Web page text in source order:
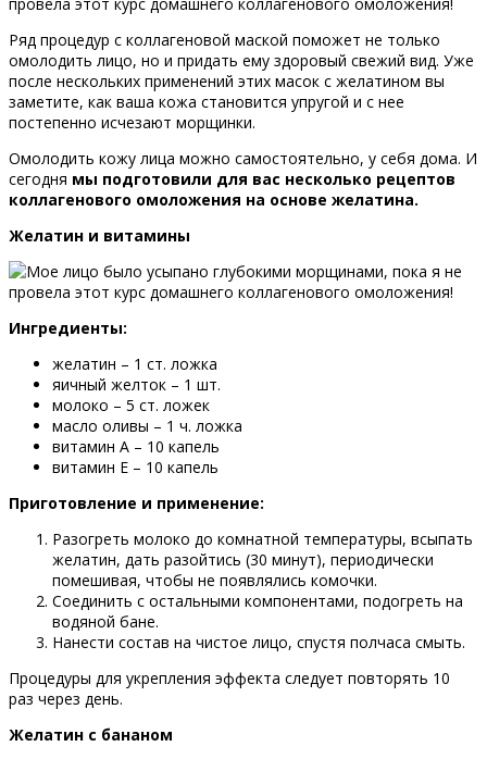
Ряд процедур с коллагеновой маской поможет не только
омолодить лицо, но и придать ему здоровый свежий вид. Уже
после нескольких применений этих масок с желатином вы
заметите, как ваша кожа становится упругой и с нее
постепенно исчезают морщинки.
Омолодить кожу лица можно самостоятельно, у себя дома. И
сегодня мы подготовили для вас несколько рецептов
коллагенового омоложения на основе желатина.
Желатин и витамины
Ингредиенты:
желатин – 1 ст. ложка
яичный желток – 1 шт.
молоко – 5 ст. ложек
масло оливы – 1 ч. ложка
витамин A – 10 капель
витамин E – 10 капель
Приготовление и применение:
Разогреть молоко до комнатной температуры, всыпать
желатин, дать разойтись (30 минут), периодически
помешивая, чтобы не появлялись комочки.
Соединить с остальными компонентами, подогреть на
водяной бане.
Нанести состав на чистое лицо, спустя полчаса смыть.
Процедуры для укрепления эффекта следует повторять 10
раз через день.
Желатин с бананом